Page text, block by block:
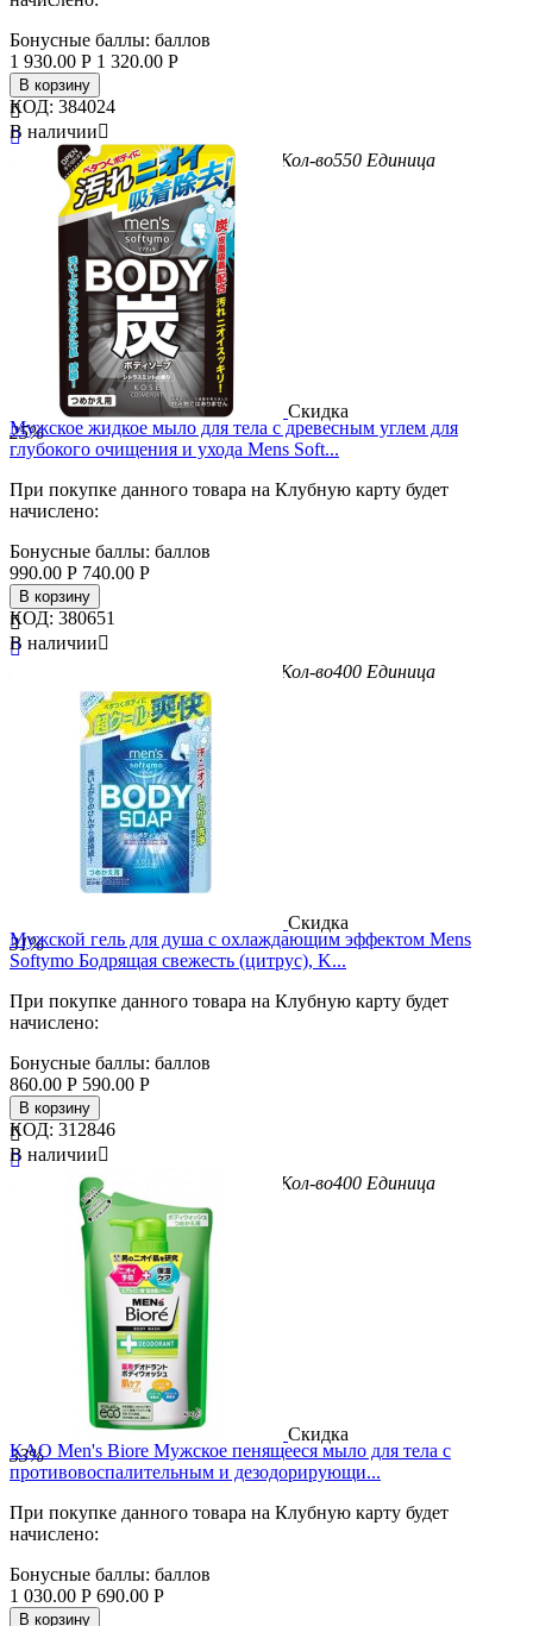
Бонусные баллы: баллов
1 930.00 Р 1 320.00 Р
В корзину


Kose Cosmeport Вес/Объем/Кол-во550 Единица
измерениямл
КОД: 384024
В наличии
Скидка
25%
Мужское жидкое мыло для тела c древесным углем для
глубокого очищения и ухода Mens Soft...
При покупке данного товара на Клубную карту будет
начислено:
Бонусные баллы: баллов
990.00 Р 740.00 Р
В корзину


Вес/Объем/Кол-во400 Единица
измерениямл
КОД: 380651
В наличии
Скидка
31%
Мужской гель для душа с охлаждающим эффектом Mens
Softymo Бодрящая свежесть (цитрус), K...
При покупке данного товара на Клубную карту будет
начислено:
Бонусные баллы: баллов
860.00 Р 590.00 Р
В корзину


Kose Cosmeport Вес/Объем/Кол-во400 Единица
измерениямл
КОД: 312846
В наличии
Скидка
33%
KAO Men's Biore Мужское пенящееся мыло для тела с
противовоспалительным и дезодорирующи...
При покупке данного товара на Клубную карту будет
начислено:
Бонусные баллы: баллов
1 030.00 Р 690.00 Р
В корзину